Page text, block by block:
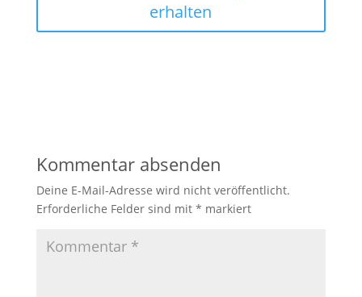
erhalten
Kommentar absenden
Deine E-Mail-Adresse wird nicht veröffentlicht.
Erforderliche Felder sind mit * markiert